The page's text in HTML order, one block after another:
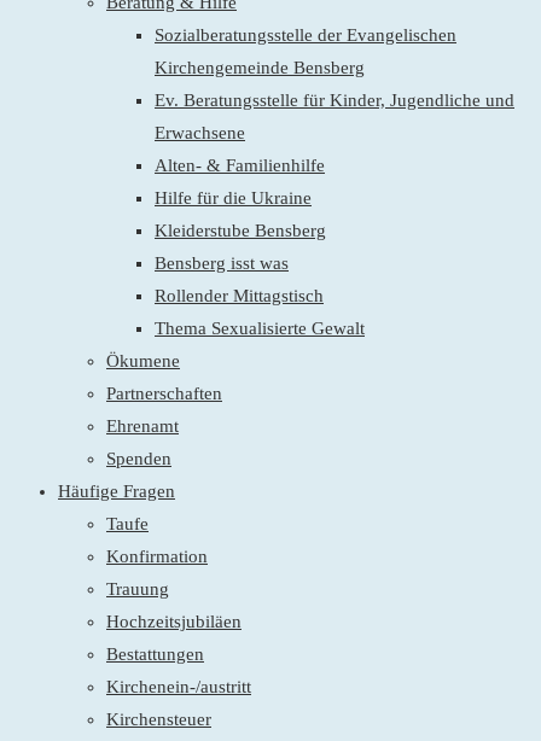
Sozialberatungsstelle der Evangelischen
Kirchengemeinde Bensberg
Ev. Beratungsstelle für Kinder, Jugendliche und
Erwachsene
Alten- & Familienhilfe
Hilfe für die Ukraine
Kleiderstube Bensberg
Bensberg isst was
Rollender Mittagstisch
Thema Sexualisierte Gewalt
Ökumene
Partnerschaften
Ehrenamt
Spenden
Häufige Fragen
Taufe
Konfirmation
Trauung
Hochzeitsjubiläen
Bestattungen
Kirchenein-/austritt
Kirchensteuer